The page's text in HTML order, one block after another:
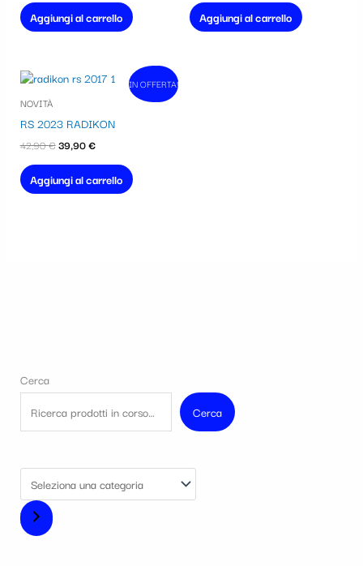
Aggiungi al carrello Aggiungi al carrello
In vendita!
IN OFFERTA!
NOVITÀ
RS 2023 RADIKON
42,90€
Il
era:
39,90€
Il
è:
Aggiungi al carrello
Cerca
Cerca